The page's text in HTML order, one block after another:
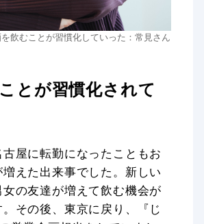
飲むことが習慣化していった：常見さん
とが習慣化されて
古屋に転勤になったこともお
えた出来事でした。新しい
の友達が増えて飲む機会が
その後、東京に戻り、『じ